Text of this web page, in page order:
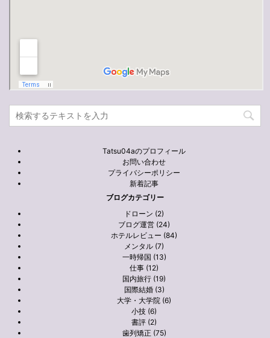
Tatsu04aのプロフィール
お問い合わせ
プライバシーポリシー
新着記事
ブログカテゴリー
ドローン (2)
ブログ運営 (24)
ホテルレビュー (84)
メンタル (7)
一時帰国 (13)
仕事 (12)
国内旅行 (19)
国際結婚 (3)
大学・大学院 (6)
小技 (6)
書評 (2)
歯列矯正 (75)